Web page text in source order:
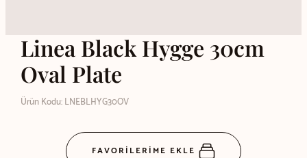
Linea Black Hygge 30cm
Oval Plate
Ürün Kodu: LNEBLHYG30OV
FAVORİLERİME EKLE